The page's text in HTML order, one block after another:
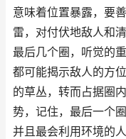
意味着位置暴露，要
雷，对付伏地敌人和
最后几个圈，听觉的
都可能揭示敌人的方
的草丛，转而占据圈
势，记住，最后一个
并且最会利用环境的人